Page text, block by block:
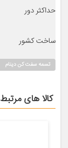
حداکثر دور
ساخت کشور
تسمه سفت کن دینام
کالا های مرتبط